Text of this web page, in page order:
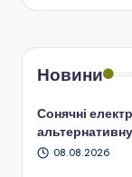
Новини
Сонячні
08.08.2026